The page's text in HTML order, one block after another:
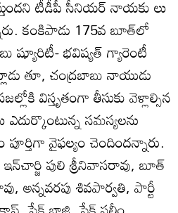
టీడీపీ సీనియర్‌ నాయకు లు
కంకిపాడు 175వ బూత్‌లో
ష్యూరిటీ- భవిష్యత్‌ గ్యారెంటీ
తూ, చంద్రబాబు నాయుడు
విస్తృతంగా తీసుకు వెళ్లాల్సిన
సమస్యలను
పూర్తిగా వైఫల్యం చెందిందన్నారు.
పులి శ్రీనివాసరావు, బూత్‌
అన్నవరపు శివపార్వతి, పార్టీ